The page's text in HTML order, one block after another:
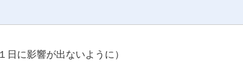
に影響が出ないように）